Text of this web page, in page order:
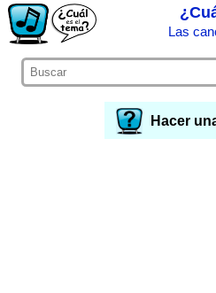
Las
Hacer